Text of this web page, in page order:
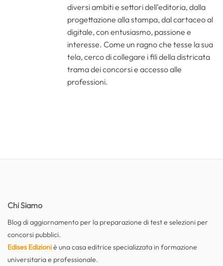
diversi ambiti e settori dell’editoria, dalla
progettazione alla stampa, dal cartaceo al
digitale, con entusiasmo, passione e
interesse. Come un ragno che tesse la sua
tela, cerco di collegare i fili della districata
trama dei concorsi e accesso alle
professioni.
Chi Siamo
Blog di aggiornamento per la preparazione di test e selezioni per
concorsi pubblici.
Edises Edizioniè una casa editrice specializzata in formazione
universitaria e professionale.